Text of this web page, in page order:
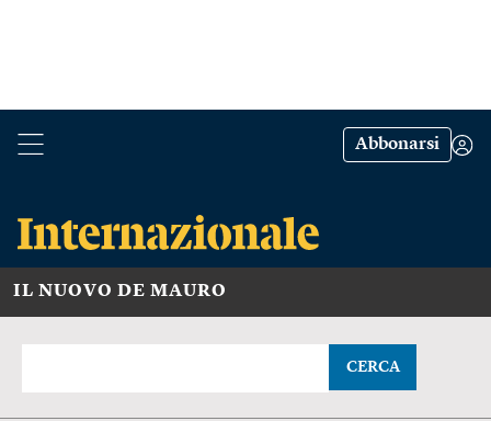
Abbonarsi
IL NUOVO DE MAURO
CERCA